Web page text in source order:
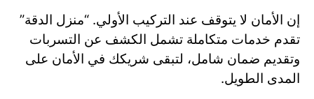
إن الأمان لا يتوقف عند التركيب الأولي. “منزل الدقة”
تقدم خدمات متكاملة تشمل الكشف عن التسربات
وتقديم ضمان شامل، لتبقى شريكك في الأمان على
المدى الطويل.